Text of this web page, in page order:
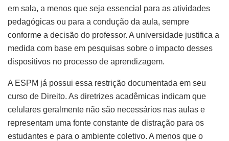
em sala, a menos que seja essencial para as atividades
pedagógicas ou para a condução da aula, sempre
conforme a decisão do professor. A universidade justifica a
medida com base em pesquisas sobre o impacto desses
dispositivos no processo de aprendizagem.
A ESPM já possui essa restrição documentada em seu
curso de Direito. As diretrizes acadêmicas indicam que
celulares geralmente não são necessários nas aulas e
representam uma fonte constante de distração para os
estudantes e para o ambiente coletivo. A menos que o